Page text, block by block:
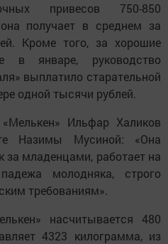
привесов 750-850
получает в среднем за
Кроме того, за хорошие
в январе, руководство
выплатило старательной
одной тысячи рублей.
Ильфар Халиков
Назимы Мусиной: «Она
за младенцами, работает на
молодняка, строго
требованиям».
насчитывается 480
4323 килограмма, из